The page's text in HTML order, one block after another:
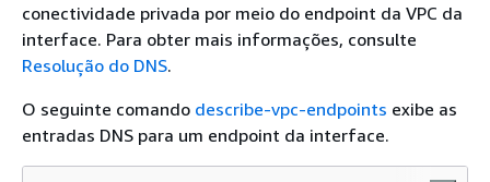
conectividade privada por meio do endpoint da VPC da
interface. Para obter mais informações, consulte
Resolução do DNS.
O seguinte comando describe-vpc-endpoints exibe as
entradas DNS para um endpoint da interface.